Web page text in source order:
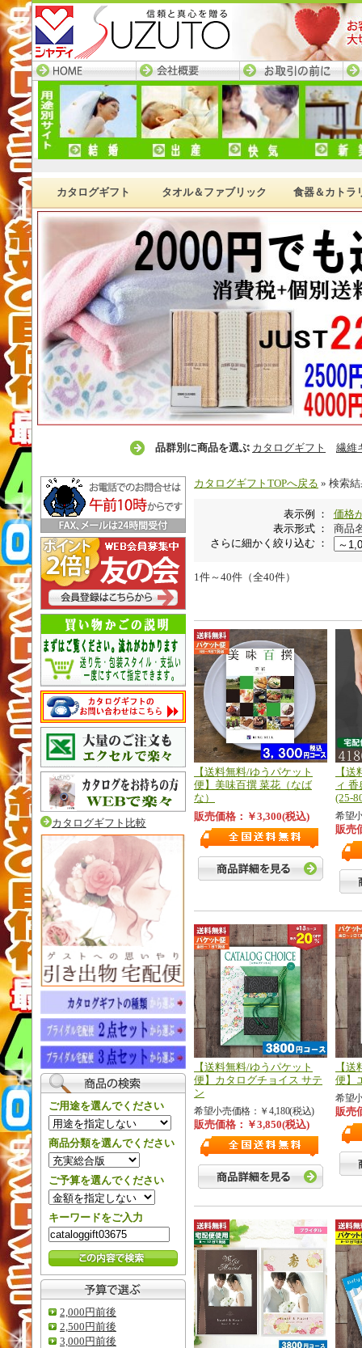
HOME─すず陶トップ
ページ
会社概要 お取引の前に ネ
カタログギフト タオル＆ファブリック 食器＆カトラ
品群別に商品を選ぶ カタログギフト 繊維
カタログギフト比較
ご用途を選んでください
商品分類を選んでください
ご予算を選んでください
キーワードをご入力
2,000円前後
2,500円前後
3,000円前後
カタログギフトTOPへ戻る » 検索
表示例 ：
価格
表示形式 ：
商品
さらに細かく絞り込む ：
1件～40件（全40件）
【送料無料/ゆうパケット
便】美味百撰 菜花（なば
な）
販売価格：￥3,300(税込)
【
ィ
(25-
希望
販売
【送料無料/ゆうパケット
便】カタログチョイス サテ
ン
希望小売価格：￥4,180(税込)
販売価格：￥3,850(税込)
【
便】
希望
販売